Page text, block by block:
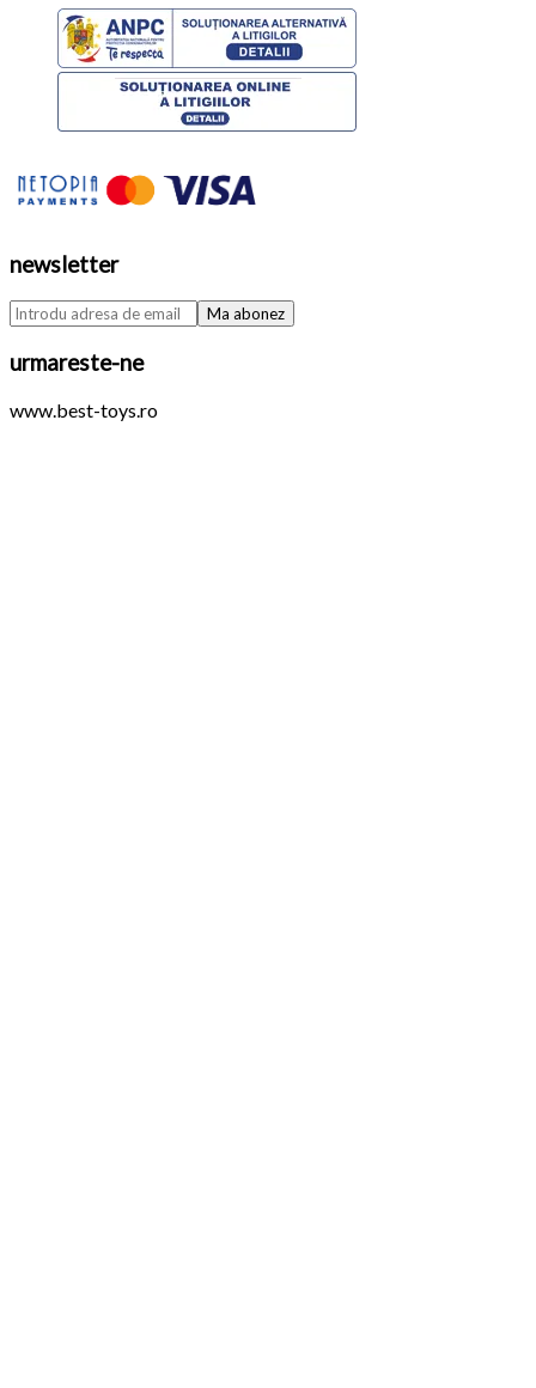
newsletter
urmareste-ne
www.best-toys.ro